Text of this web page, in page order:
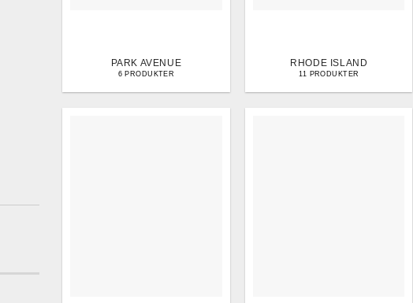
PARK AVENUE
6 PRODUKTER
RHODE ISLAND
11 PRODUKTER